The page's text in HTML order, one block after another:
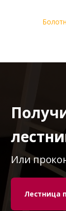
Или
Лестница